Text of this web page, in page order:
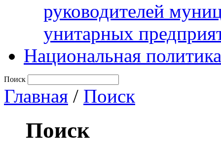
руководителей
унитарных
Национальная политика
Поиск
Главная / Поиск
Поиск